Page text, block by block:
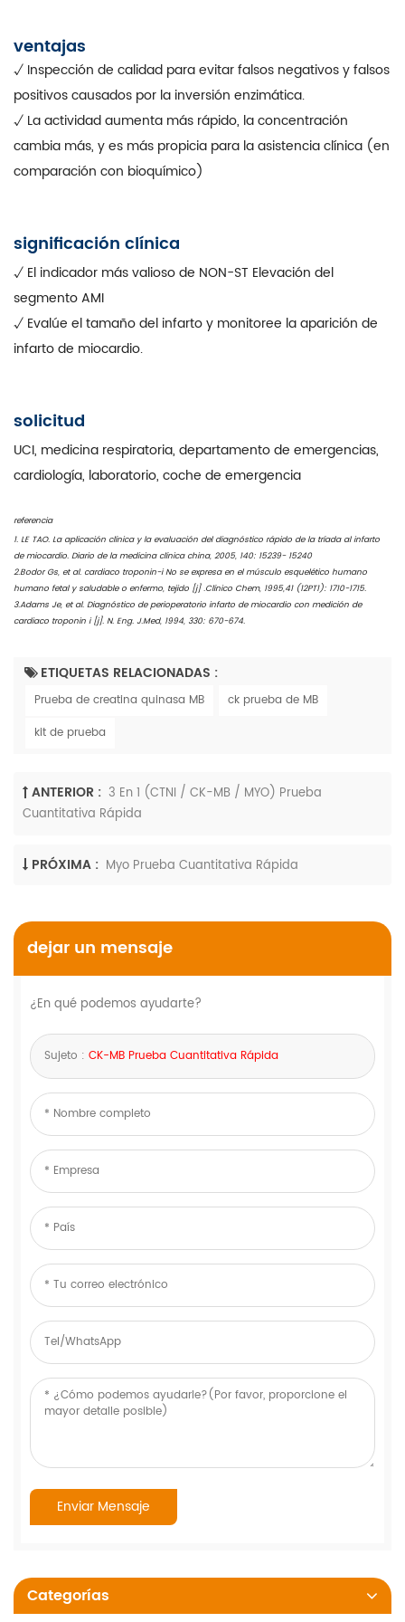
ventajas
√ Inspección de calidad para evitar falsos negativos y falsos
positivos causados ​​por la inversión enzimática.
√ La actividad aumenta más rápido, la concentración
cambia más, y es más propicia para la asistencia clínica (en
comparación con bioquímico)
significación clínica
√ El indicador más valioso de NON-ST Elevación del
segmento AMI
√ Evalúe el tamaño del infarto y monitoree la aparición de
infarto de miocardio.
solicitud
UCI, medicina respiratoria, departamento de emergencias,
cardiología, laboratorio, coche de emergencia
referencia
1. LE TAO. La aplicación clínica y la evaluación del diagnóstico rápido de la tríada al infarto
de miocardio. Diario de la medicina clínica china, 2005, 140: 15239- 15240
2.Bodor Gs, et al. cardiaco troponin-i No se expresa en el músculo esquelético humano
humano fetal y saludable o enfermo, tejido [j] .Clínico Chem, 1995,41 (12PT1): 1710-1715.
3.Adams Je, et al. Diagnóstico de perioperatorio infarto de miocardio con medición de
cardiaco troponin i [j]. N. Eng. J.Med, 1994, 330: 670-674.
ETIQUETAS RELACIONADAS :
Prueba de creatina quinasa MB
ck prueba de MB
kit de prueba
ANTERIOR : 3 En 1 (CTNI / CK-MB / MYO) Prueba
Cuantitativa Rápida
PRÓXIMA : Myo Prueba Cuantitativa Rápida
dejar un mensaje
¿En qué podemos ayudarte?
Sujeto : CK-MB Prueba Cuantitativa Rápida
Categorías